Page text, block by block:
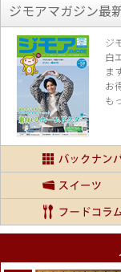
ジモアマガジン最
ジ
白
ま
お
も